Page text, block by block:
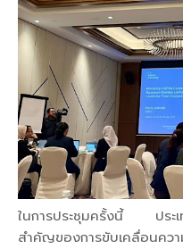
ในการประชุมครั้งนี้ ประเ
สำคัญของการขับเคลื่อนคว